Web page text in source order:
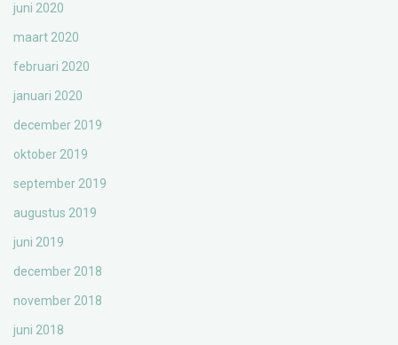
juni 2020
maart 2020
februari 2020
januari 2020
december 2019
oktober 2019
september 2019
augustus 2019
juni 2019
december 2018
november 2018
juni 2018